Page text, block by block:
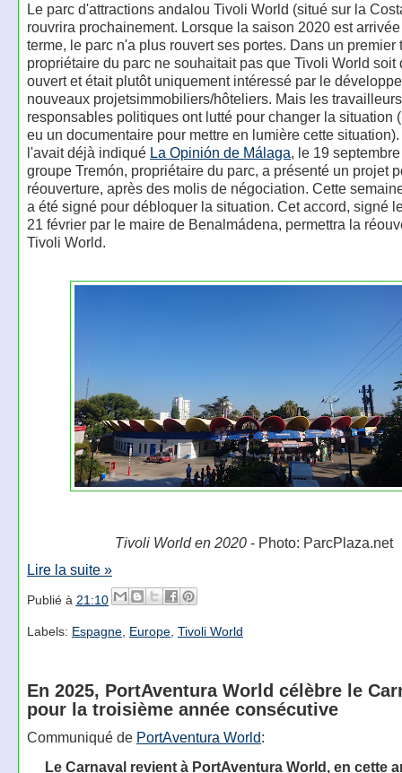
Le parc d'attractions andalou Tivoli World (situé sur la
rouvrira prochainement. Lorsque la saison 2020 est
terme, le parc n'a plus rouvert ses portes. Dans un premier
propriétaire du parc ne souhaitait pas que Tivoli World soit
ouvert et était plutôt uniquement intéressé par le
nouveaux projetsimmobiliers/hôteliers. Mais les
responsables politiques ont lutté pour changer la situation
eu un documentaire pour mettre en lumière cette
l'avait déjà indiqué La Opinión de Málaga, le 19
groupe Tremón, propriétaire du parc, a présenté un projet
réouverture, après des molis de négociation. Cette
a été signé pour débloquer la situation. Cet accord, signé
21 février par le maire de Benalmádena, permettra la
Tivoli World.
Tivoli World en 2020 - Photo: ParcPlaza.net
Lire la suite »
Publié à 21:10
Labels: Espagne, Europe, Tivoli World
En 2025, PortAventura World célèbre le
pour la troisième année consécutive
Communiqué de PortAventura World:
Le Carnaval revient à PortAventura World, en cette